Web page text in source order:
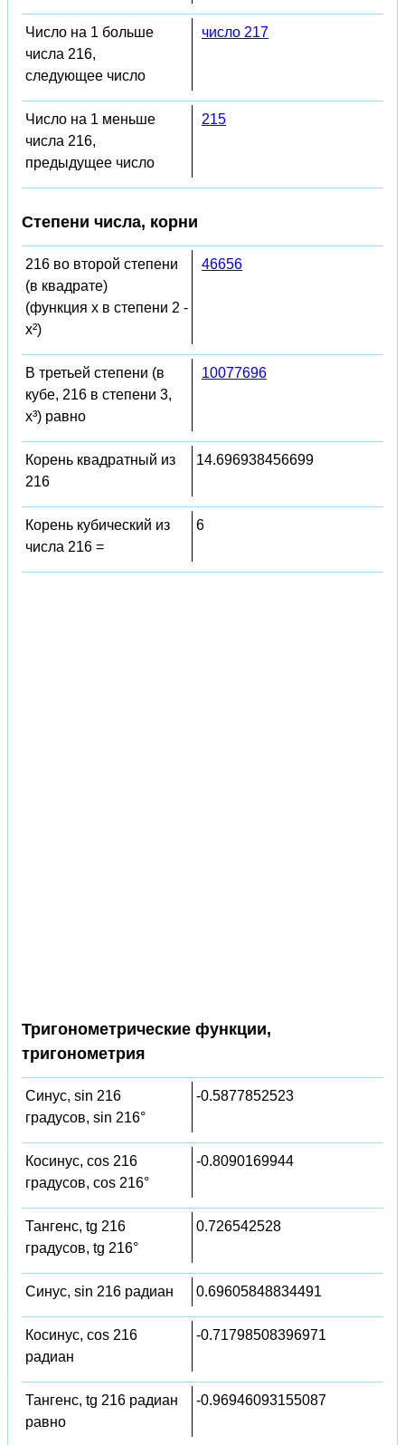
Число на 1 больше
числа 216,
следующее число
число 217
Число на 1 меньше
числа 216,
предыдущее число
215
Степени числа, корни
216 во второй степени
(в квадрате)
(функция x в степени 2 -
x²)
46656
В третьей степени (в
кубе, 216 в степени 3,
x³) равно
10077696
Корень квадратный из
216
14.696938456699
Корень кубический из
числа 216 =
6
Тригонометрические функции,
тригонометрия
Синус, sin 216
градусов, sin 216°
-0.5877852523
Косинус, cos 216
градусов, cos 216°
-0.8090169944
Тангенс, tg 216
градусов, tg 216°
0.726542528
Синус, sin 216 радиан 0.69605848834491
Косинус, cos 216
радиан
-0.71798508396971
Тангенс, tg 216 радиан
равно
-0.96946093155087